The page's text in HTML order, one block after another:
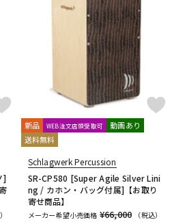
]
新品 WEB注文店頭受取可
動画あり
送料無料
Schlagwerk Percussion
SR-CP580 [Super Agile Silver Lini
ng / カホン・バッグ付属]【お取り
寄せ商品】
メーカー希望小売価格 ¥66,000
（税込）